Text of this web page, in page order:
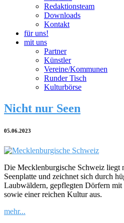
Redaktionsteam
Downloads
Kontakt
für uns!
mit uns
Partner
Künstler
Vereine/Kommunen
Runder Tisch
Kulturbörse
Nicht nur Seen
05.06.2023
Die Mecklenburgische Schweiz liegt
Seenplatte und zeichnet sich durch
Laubwäldern, gepflegten Dörfern mit
sowie einer reichen Kultur aus.
mehr...